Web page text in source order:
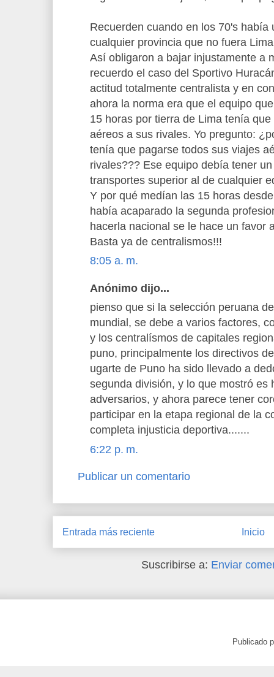
Recuerden cuando en los 70's
cualquier provincia que no fuera
Así obligaron a bajar injustamente a
recuerdo el caso del Sportivo
actitud totalmente centralista y en
ahora la norma era que el equipo
15 horas por tierra de Lima tenía
aéreos a sus rivales. Yo pregunto:
tenía que pagarse todos sus viajes
rivales??? Ese equipo debía tener
transportes superior al de cualquier
Y por qué medían las 15 horas
había acaparado la segunda
hacerla nacional se le hace un favor
Basta ya de centralismos!!!
8:05 a. m.
Anónimo dijo...
pienso que si la selección peruana
mundial, se debe a varios factores,
y los centralísmos de capitales
puno, principalmente los directivos
ugarte de Puno ha sido llevado a
segunda división, y lo que mostró es
adversarios, y ahora parece tener
participar en la etapa regional de la
completa injusticia deportiva.......
6:22 p. m.
Publicar un comentario
Entrada más reciente Inicio
Suscribirse a: Enviar
Publicado